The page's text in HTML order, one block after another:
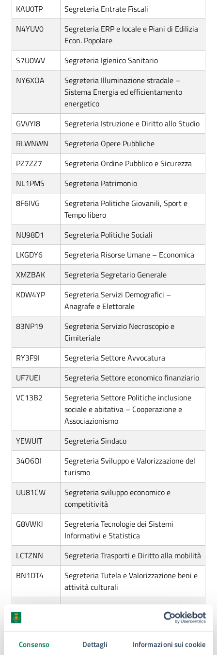
Consenso Dettagli Informazioni sui cookie
KAU0TP
Segreteria Entrate Fiscali
N4YUV0
Segreteria ERP e locale e Piani di Edilizia
Econ. Popolare
S7U0WV
Segreteria Igienico Sanitario
NY6XOA
Segreteria Illuminazione stradale –
Sistema Energia ed efficientamento
energetico
GVVYI8
Segreteria Istruzione e Diritto allo Studio
RLWNWN
Segreteria Opere Pubbliche
PZ7ZZ7
Segreteria Ordine Pubblico e Sicurezza
NL1PMS
Segreteria Patrimonio
8F6IVG
Segreteria Politiche Giovanili, Sport e
Tempo libero
NU98D1
Segreteria Politiche Sociali
LKGDY6
Segreteria Risorse Umane – Economica
XMZBAK
Segreteria Segretario Generale
KDW4YP
Segreteria Servizi Demografici –
Anagrafe e Elettorale
83NP19
Segreteria Servizio Necroscopio e
Cimiteriale
RY3F9I
Segreteria Settore Avvocatura
UF7UEI
Segreteria Settore economico finanziario
VC13B2
Segreteria Settore Politiche inclusione
sociale e abitativa – Cooperazione e
Associazionismo
YEWUIT
Segreteria Sindaco
34O6OI
Segreteria Sviluppo e Valorizzazione del
turismo
UU81CW
Segreteria sviluppo economico e
competitività
G8VWKJ
Segreteria Tecnologie dei Sistemi
Informativi e Statistica
LCTZNN
Segreteria Trasporti e Diritto alla mobilità
BN1DT4
Segreteria Tutela e Valorizzazione beni e
attività culturali
M4DMJD
Segreteria Urbanistica e assetto del
K1JL1V
SUAP, Attività Commerciali e Farmacie